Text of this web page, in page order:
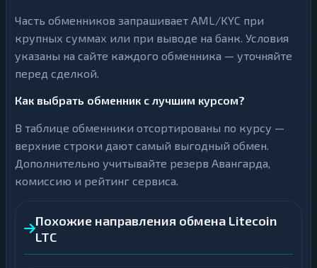
Часть обменников запрашивает AML/KYC при
крупных суммах или при выводе на банк. Условия
указаны на сайте каждого обменника — уточняйте
перед сделкой.
Как выбрать обменник с лучшим курсом?
В таблице обменники отсортированы по курсу —
верхние строки дают самый выгодный обмен.
Дополнительно учитывайте резерв Авангарда,
комиссию и рейтинг сервиса.
Похожие направления обмена Litecoin
LTC